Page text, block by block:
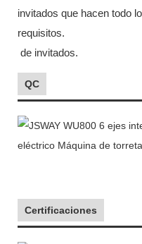
invitados que hacen todo
requisitos.
de invitados.
QC
Certificaciones